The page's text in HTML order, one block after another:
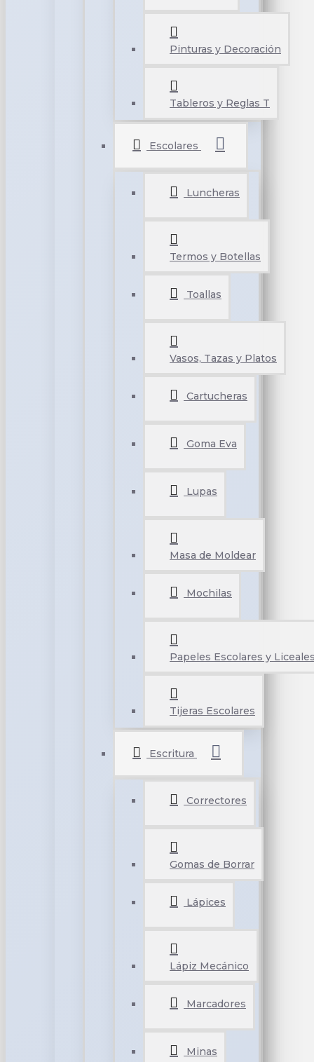
Pinturas y Decoración
Tableros y Reglas T
Escolares
Luncheras
Termos y Botellas
Toallas
Vasos, Tazas y Platos
Cartucheras
Goma Eva
Lupas
Masa de Moldear
Mochilas
Papeles Escolares y
Tijeras Escolares
Escritura
Correctores
Gomas de Borrar
Lápices
Lápiz Mecánico
Marcadores
Minas